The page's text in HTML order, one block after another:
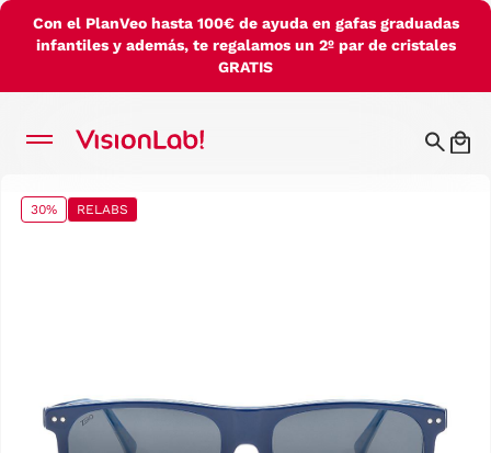
Con el PlanVeo hasta 100€ de ayuda en gafas graduadas
infantiles y además, te regalamos un 2º par de cristales
GRATIS
30% RELABS